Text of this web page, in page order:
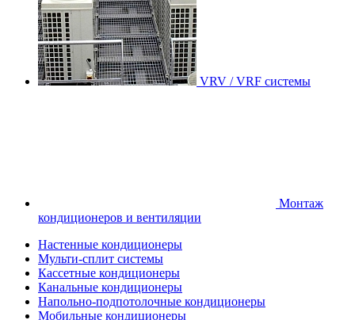
VRV / VRF системы
Монтаж
кондиционеров и вентиляции
Настенные кондиционеры
Мульти-сплит системы
Кассетные кондиционеры
Канальные кондиционеры
Напольно-подпотолочные кондиционеры
Мобильные кондиционеры